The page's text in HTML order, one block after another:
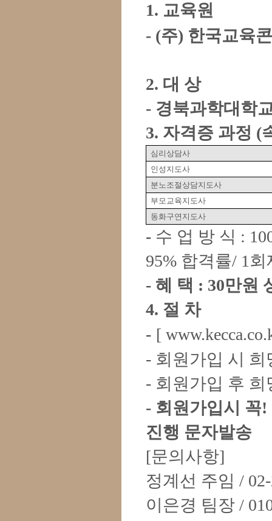
1. 교육원
- (주) 한국교육
2. 대 상
- 경북과학대학
3. 자격증 과정 (
심리상담사
인성지도사
분노조절상담지도사
부모교육지도사
동화구연지도사
- 수 업 방 식 :
95% 합격률/ 1 회
- 혜 택 : 30만원
4. 절 차
- [
- 회원가입 시
- 회원가입 후
- 회원가입시 꼭!
진행 문자발송
[문의사항]
정계선 주임 /
이은경 팀장 /